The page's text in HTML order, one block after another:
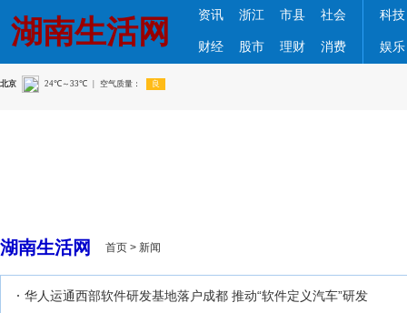
湖南生活网 资讯 浙江 市县 社会
财经 股市 理财 消费
科技
娱乐
湖南生活网 首页 > 新闻
华人运通西部软件研发基地落户成都 推动“软件定义汽车”研发